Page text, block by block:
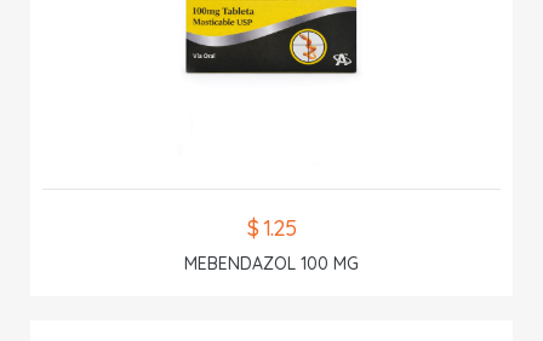
$ 1.25
MEBENDAZOL 100 MG